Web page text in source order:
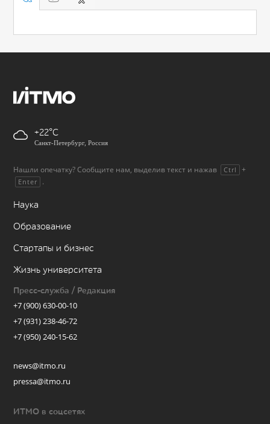
+22
Санкт-Петербург, Россия
Нашли опечатку? Сообщите нам, выделив текст и нажав Ctrl +
Enter .
Наука
Образование
Стартапы и бизнес
Жизнь университета
Пресс-служба / Редакция
+7 (900) 630-00-10
+7 (931) 238-46-72
+7 (950) 240-15-62
news@itmo.ru
pressa@itmo.ru
ИТМО в соцсетях